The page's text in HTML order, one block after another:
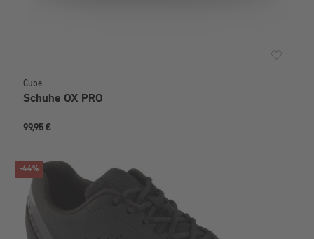
Cube
Schuhe OX PRO
99,95 €
RABATT
-44%